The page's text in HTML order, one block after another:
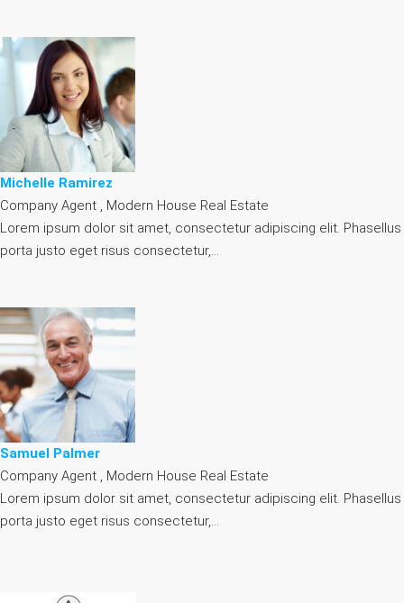
Michelle Ramirez
Company Agent , Modern House Real Estate
Lorem ipsum dolor sit amet, consectetur adipiscing elit. Phasellus
porta justo eget risus consectetur,…
Samuel Palmer
Company Agent , Modern House Real Estate
Lorem ipsum dolor sit amet, consectetur adipiscing elit. Phasellus
porta justo eget risus consectetur,…